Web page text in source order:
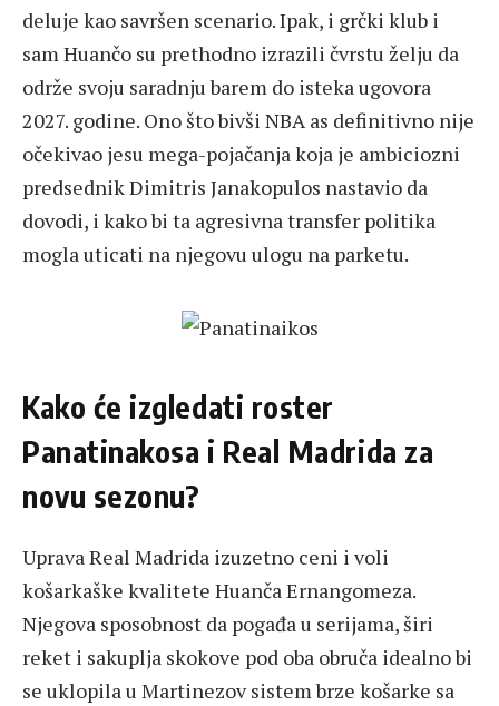
deluje kao savršen scenario. Ipak, i grčki klub i
sam Huančo su prethodno izrazili čvrstu želju da
održe svoju saradnju barem do isteka ugovora
2027. godine. Ono što bivši NBA as definitivno nije
očekivao jesu mega-pojačanja koja je ambiciozni
predsednik Dimitris Janakopulos nastavio da
dovodi, i kako bi ta agresivna transfer politika
mogla uticati na njegovu ulogu na parketu.
Kako će izgledati roster
Panatinakosa i Real Madrida za
novu sezonu?
Uprava Real Madrida izuzetno ceni i voli
košarkaške kvalitete Huanča Ernangomeza.
Njegova sposobnost da pogađa u serijama, širi
reket i sakuplja skokove pod oba obruča idealno bi
se uklopila u Martinezov sistem brze košarke sa